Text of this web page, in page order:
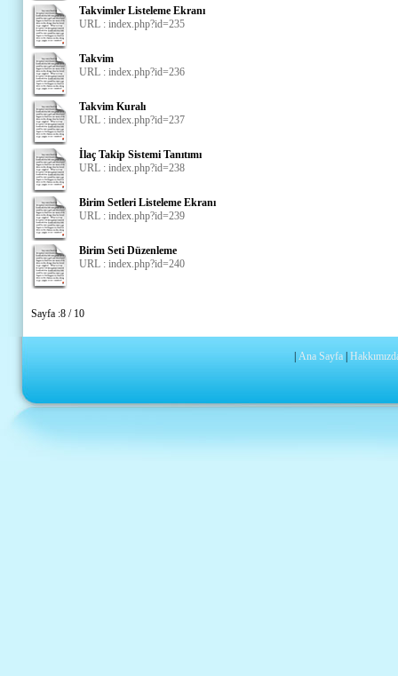
Takvimler Listeleme Ekranı
URL : index.php?id=235
Takvim
URL : index.php?id=236
Takvim Kuralı
URL : index.php?id=237
İlaç Takip Sistemi Tanıtımı
URL : index.php?id=238
Birim Setleri Listeleme Ekranı
URL : index.php?id=239
Birim Seti Düzenleme
URL : index.php?id=240
Sayfa :8 / 10
| Ana Sayfa|